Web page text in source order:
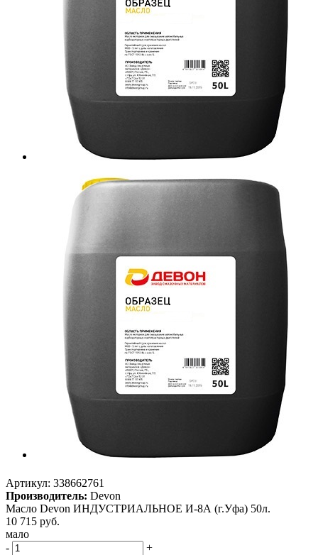
Артикул: 338662761
Производитель: Devon
Масло Devon ИНДУСТРИАЛЬНОЕ И-8А (г.Уфа) 50л.
10 715 руб.
мало
-
+